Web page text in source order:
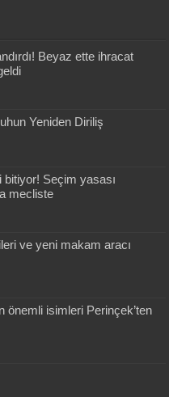
Beyaz ette ihracat
Yeniden Diriliş
bitiyor! Seçim yasası
mecliste
ve yeni makam aracı
önemli isimleri Perinçek’ten